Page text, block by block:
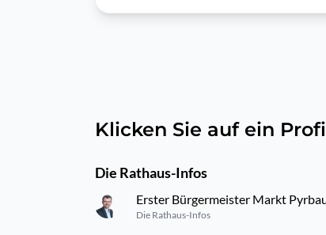
Klicken Sie auf ein
Die Rathaus-Infos
Erster Bürgermeister Markt
Die Rathaus-Infos